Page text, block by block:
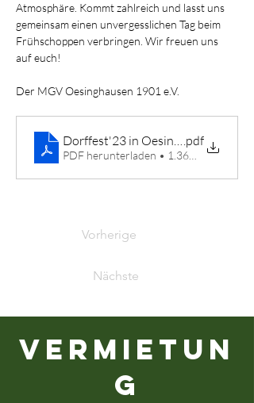
Atmosphäre. Kommt zahlreich und lasst uns
gemeinsam einen unvergesslichen Tag beim
Frühschoppen verbringen. Wir freuen uns
auf euch!
Der MGV Oesinghausen 1901 e.V.
Dorffest'23 in Oesinghausen
.pdf
PDF herunterladen • 1.36MB
Vorherige
Nächste
Vermietun
g